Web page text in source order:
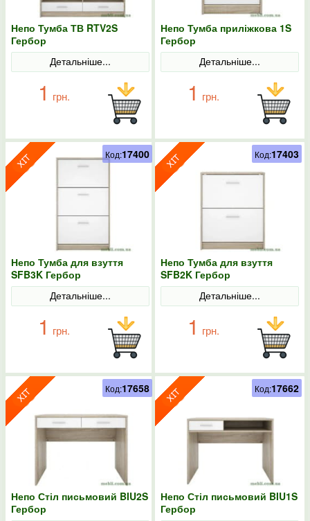
Непо Тумба ТВ RTV2S
Гербор
Детальніше...
1 грн.
Непо Тумба приліжкова 1S
Гербор
Детальніше...
1 грн.
Непо Тумба для взуття
SFB3K Гербор
Детальніше...
1 грн.
Код:17400
Непо Тумба для взуття
SFB2K Гербор
Детальніше...
1 грн.
Код:17403
Непо Стіл письмовий BIU2S
Гербор
Код:17658
Непо Стіл письмовий BIU1S
Гербор
Код:17662